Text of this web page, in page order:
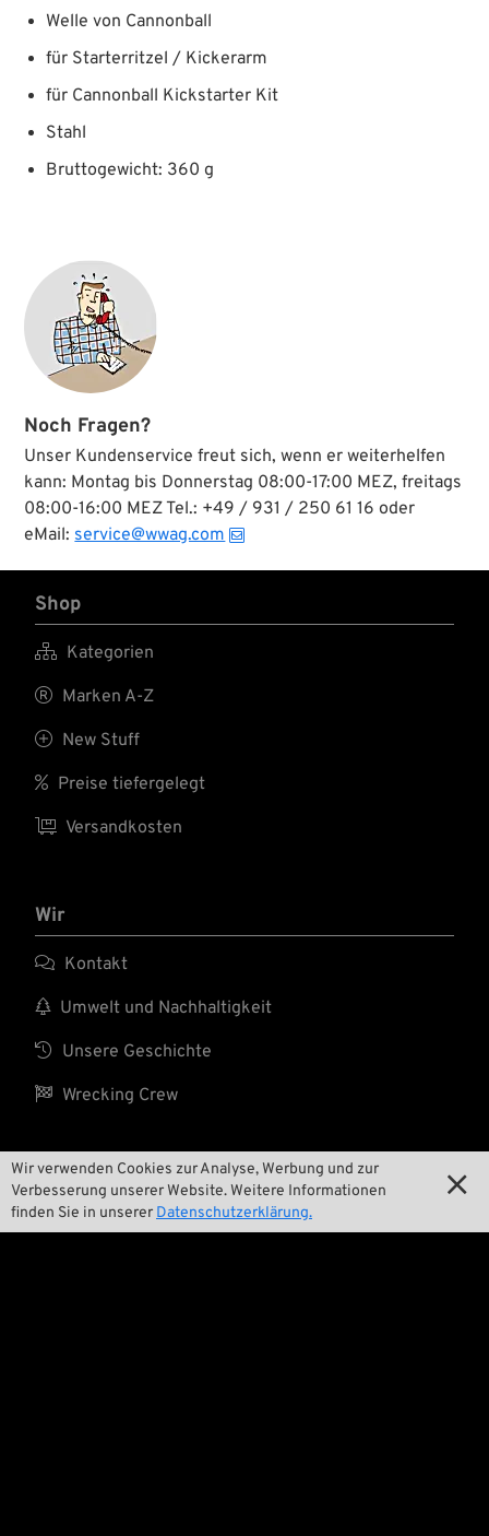
Wir verwenden Cookies zur Analyse, Werbung und zur
Verbesserung unserer Website. Weitere Informationen
finden Sie in unserer Datenschutzerklärung.

Welle von Cannonball
für Starterritzel / Kickerarm
für Cannonball Kickstarter Kit
Stahl
Bruttogewicht: 360 g
Noch Fragen?
Unser Kundenservice freut sich, wenn er weiterhelfen
kann: Montag bis Donnerstag 08:00-17:00 MEZ, freitags
08:00-16:00 MEZ Tel.: +49 / 931 / 250 61 16 oder
eMail:service@wwag.com
Shop
 Kategorien
 Marken A-Z
 New Stuff
 Preise tiefergelegt
 Versandkosten
Wir
 Kontakt
 Umwelt und Nachhaltigkeit
 Unsere Geschichte
 Wrecking Crew
Pan-O-Rama
 Product Specials